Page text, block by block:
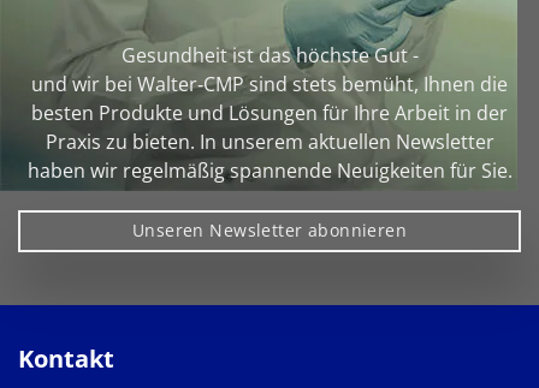
Gesundheit ist das höchste Gut -
und wir bei Walter‑CMP sind stets bemüht, Ihnen die
besten Produkte und Lösungen für Ihre Arbeit in der
Praxis zu bieten. In unserem aktuellen Newsletter
haben wir regelmäßig spannende Neuigkeiten für Sie.
Unseren Newsletter abonnieren
Kontakt